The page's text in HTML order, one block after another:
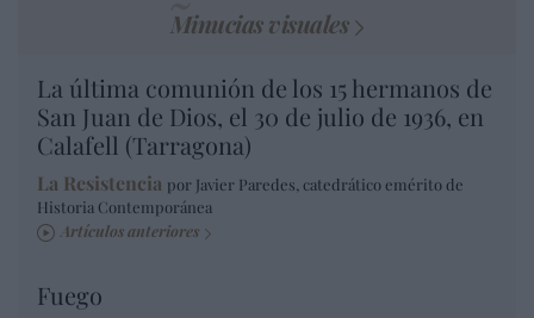
Minucias visuales
La última comunión de los 15 hermanos de
San Juan de Dios, el 30 de julio de 1936, en
Calafell (Tarragona)
La Resistencia por Javier Paredes, catedrático emérito de
Historia Contemporánea
Artículos anteriores
Fuego